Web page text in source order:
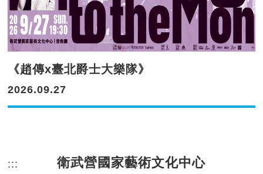
《趙傳x臺北爵士大樂隊》
2026.09.27
::: 頁尾網站資訊。
衛武營國家藝術文化中心